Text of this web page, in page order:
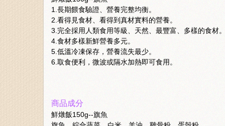
1.長期餵食驗證、營養完整均衡。
2.看得見食材、看得到真材實料的營養。
3.完全採用人類食用等級、天然、最豐富、多樣的食材
4.食材多樣新鮮營養多元。
5.低溫冷凍保存，營養流失最少。
6.取食便利，微波或隔水加熱即可食用。
商品成分
鮮燉飯150g--旗魚